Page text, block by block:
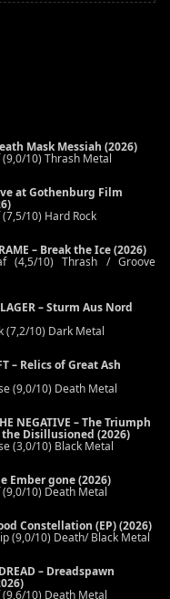
Mask Messiah (2026)
10) Thrash Metal
at Gothenburg Film
10) Hard Rock
– Break the Ice (2026)
(4,5/10) Thrash / Groove
LAGER – Sturm Aus Nord
(7,2/10) Dark Metal
– Relics of Great Ash
(9,0/10) Death Metal
NEGATIVE – The Triumph
Disillusioned (2026)
(3,0/10) Black Metal
Ember gone (2026)
10) Death Metal
Constellation (EP) (2026)
(9,0/10) Death/ Black Metal
– Dreadspawn
10) Death Metal